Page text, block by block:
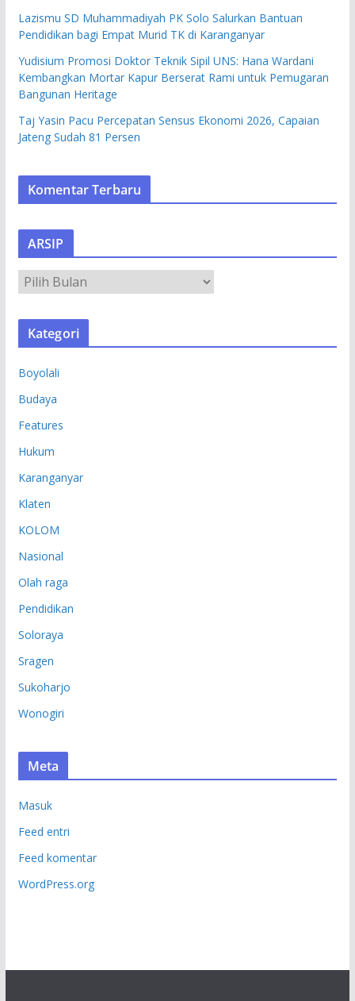
Lazismu SD Muhammadiyah PK Solo Salurkan Bantuan
Pendidikan bagi Empat Murid TK di Karanganyar
Yudisium Promosi Doktor Teknik Sipil UNS: Hana Wardani
Kembangkan Mortar Kapur Berserat Rami untuk Pemugaran
Bangunan Heritage
Taj Yasin Pacu Percepatan Sensus Ekonomi 2026, Capaian
Jateng Sudah 81 Persen
Komentar Terbaru
ARSIP
R
S
Kategori
Boyolali
Budaya
Features
Hukum
Karanganyar
Klaten
KOLOM
Nasional
Olah raga
Pendidikan
Soloraya
Sragen
Sukoharjo
Wonogiri
Meta
Masuk
Feed entri
Feed komentar
WordPress.org